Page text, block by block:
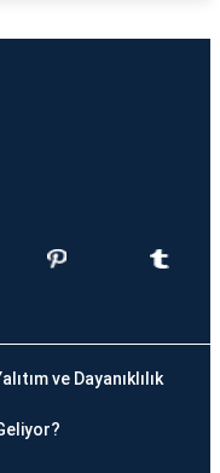
ve Dayanıklılık